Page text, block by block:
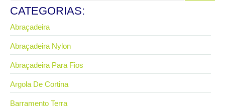
CATEGORIAS:
Abraçadeira
Abraçadeira Nylon
Abraçadeira Para Fios
Argola De Cortina
Barramento Terra